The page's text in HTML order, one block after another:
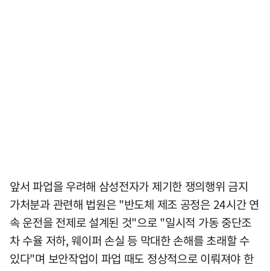
앞서 파업을 우려해 삼성전자가 제기한 쟁의행위 금지
가처분과 관련해 법원은 "반도체 제조 공정은 24시간 연
속 운전을 전제로 설계된 것"으로 "일시적 가동 중단조
차 수율 저하, 웨이퍼 손실 등 막대한 손해를 초래할 수
있다"며 보안작업이 파업 때도 정상적으로 이뤄져야 한